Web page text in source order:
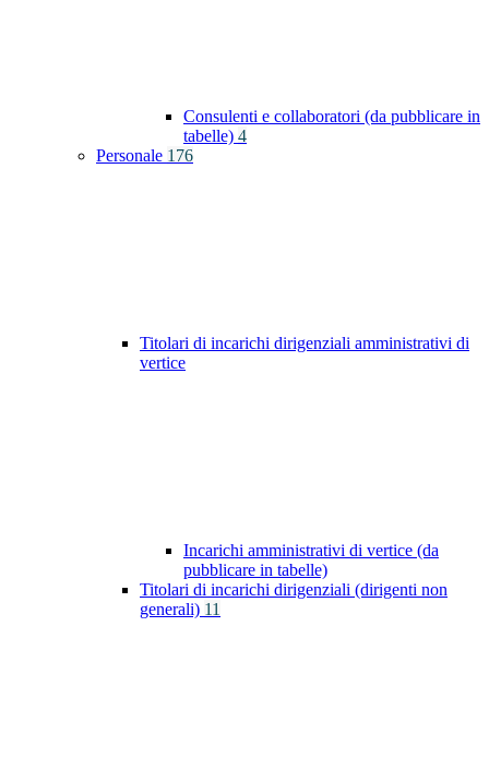
Consulenti e collaboratori (da pubblicare in
tabelle) 4
Personale 176
Titolari di incarichi dirigenziali amministrativi di
vertice
Incarichi amministrativi di vertice (da
pubblicare in tabelle)
Titolari di incarichi dirigenziali (dirigenti non
generali) 11